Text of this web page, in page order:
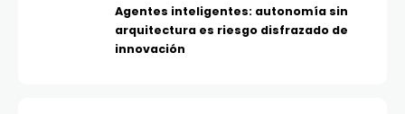
Agentes inteligentes: autonomía sin
arquitectura es riesgo disfrazado de
innovación